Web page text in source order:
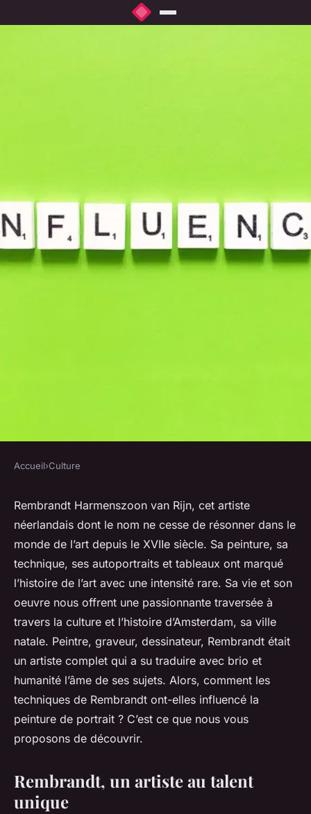
Comment les techniques de
Rembrandt ont-elles
influencé la peinture de
portrait ?
Florian• 21 janvier 2024•6 min de lecture
Accueil›Culture
Rembrandt Harmenszoon van Rijn, cet artiste
néerlandais dont le nom ne cesse de résonner dans le
monde de l’art depuis le XVIIe siècle. Sa peinture, sa
technique, ses autoportraits et tableaux ont marqué
l’histoire de l’art avec une intensité rare. Sa vie et son
oeuvre nous offrent une passionnante traversée à
travers la culture et l’histoire d’Amsterdam, sa ville
natale. Peintre, graveur, dessinateur, Rembrandt était
un artiste complet qui a su traduire avec brio et
humanité l’âme de ses sujets. Alors, comment les
techniques de Rembrandt ont-elles influencé la
peinture de portrait ? C’est ce que nous vous
proposons de découvrir.
Rembrandt, un artiste au talent
unique